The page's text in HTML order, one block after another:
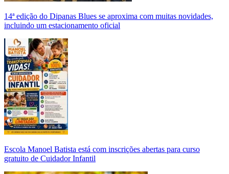
14ª edição do Dipanas Blues se aproxima com muitas novidades,
incluindo um estacionamento oficial
Escola Manoel Batista está com inscrições abertas para curso
gratuito de Cuidador Infantil